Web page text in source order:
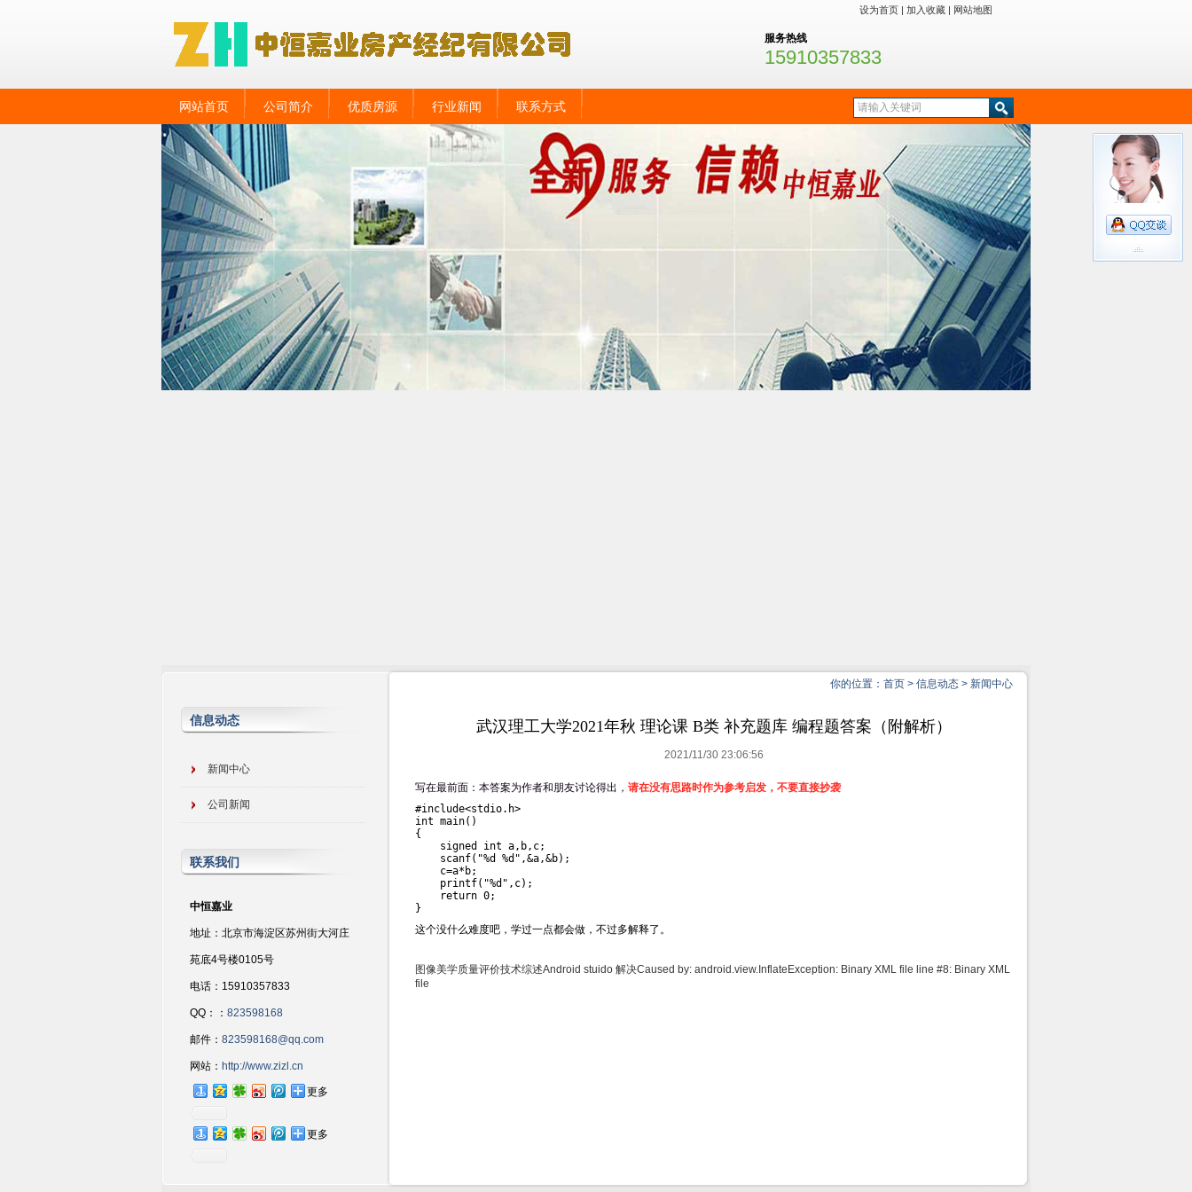
设为首页| 加入收藏| 网站地图
服务热线
15910357833
网站首页 公司简介 优质房源 行业新闻 联系方式
你的位置： 首页 > 信息动态 > 新闻中心
信息动态
新闻中心
公司新闻
联系我们
中恒嘉业
地址：北京市海淀区苏州街大河庄
苑底4号楼0105号
电话：15910357833
QQ：： 823598168
邮件： 823598168@qq.com
网站： http://www.zizl.cn
更多
更多
武汉理工大学2021年秋 理论课 B类 补充题库 编程题答案（附解析）
2021/11/30 23:06:56
写在最前面：本答案为作者和朋友讨论得出， 请在没有思路时作为参考启发，不要直接抄袭
#include<stdio.h>
int main()
{
    signed int a,b,c;
    scanf("%d %d",&a,&b);
    c=a*b;
    printf("%d",c);
    return 0;
}
这个没什么难度吧，学过一点都会做，不过多解释了。
图像美学质量评价技术综述Android stuido 解决Caused by: android.view.InflateException: Binary XML file line #8: Binary XML
file